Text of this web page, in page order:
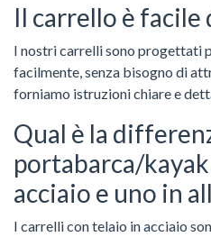
Il carrello è facile
I nostri carrelli sono progettati
facilmente, senza bisogno di
forniamo istruzioni chiare e
Qual è la
portabarca/
acciaio e uno in
I carrelli con telaio in acciaio